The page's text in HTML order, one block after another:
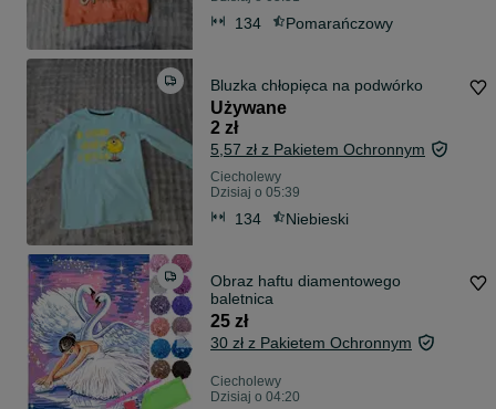
134 Pomarańczowy
Bluzka chłopięca na podwórko
Używane
2 zł
5,57 zł z Pakietem Ochronnym
Ciecholewy
Dzisiaj o 05:39
134 Niebieski
Obraz haftu diamentowego
baletnica
25 zł
30 zł z Pakietem Ochronnym
Ciecholewy
Dzisiaj o 04:20